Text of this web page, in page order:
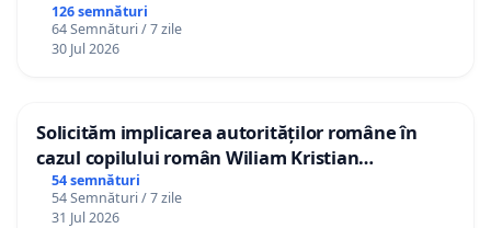
126 semnături
64 Semnături / 7 zile
30 Jul 2026
Solicităm implicarea autorităților române în
cazul copilului român Wiliam Kristian
Gheorghe, aflat în plasament în Danemarca de
12 ani
54 semnături
54 Semnături / 7 zile
31 Jul 2026